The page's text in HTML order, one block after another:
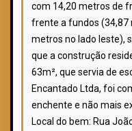
com 14,20 metros de
frente a fundos (34,87
metros no lado leste),
que a construção
63m², que servia de
Encantado Ltda, foi
enchente e não mais
Local do bem: Rua